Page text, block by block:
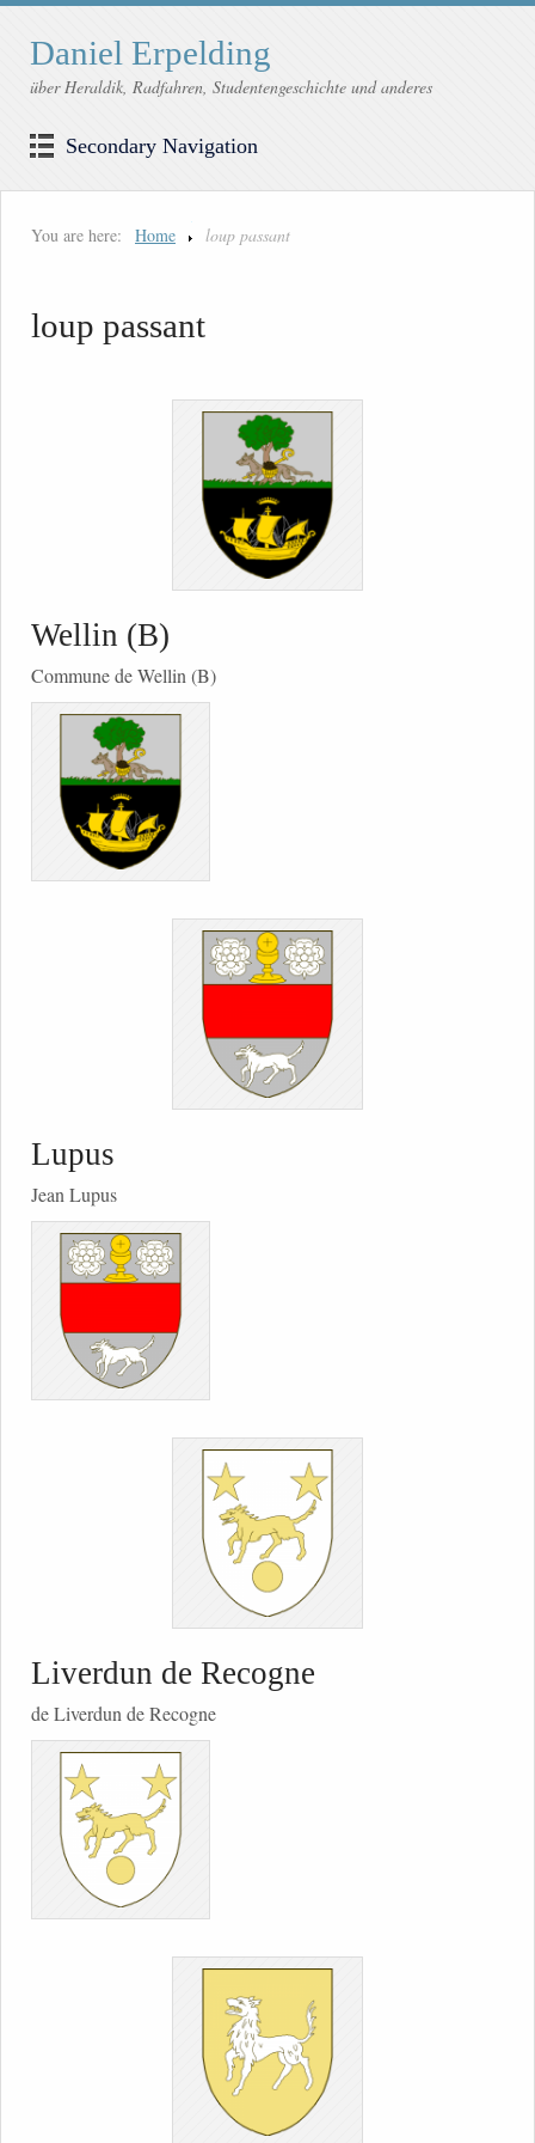
Daniel Erpelding
über Heraldik, Radfahren, Studentengeschichte und anderes
Secondary Navigation
You are here: Home loup passant
loup passant
Wellin (B)
Commune de Wellin (B)
Lupus
Jean Lupus
Liverdun de Recogne
de Liverdun de Recogne